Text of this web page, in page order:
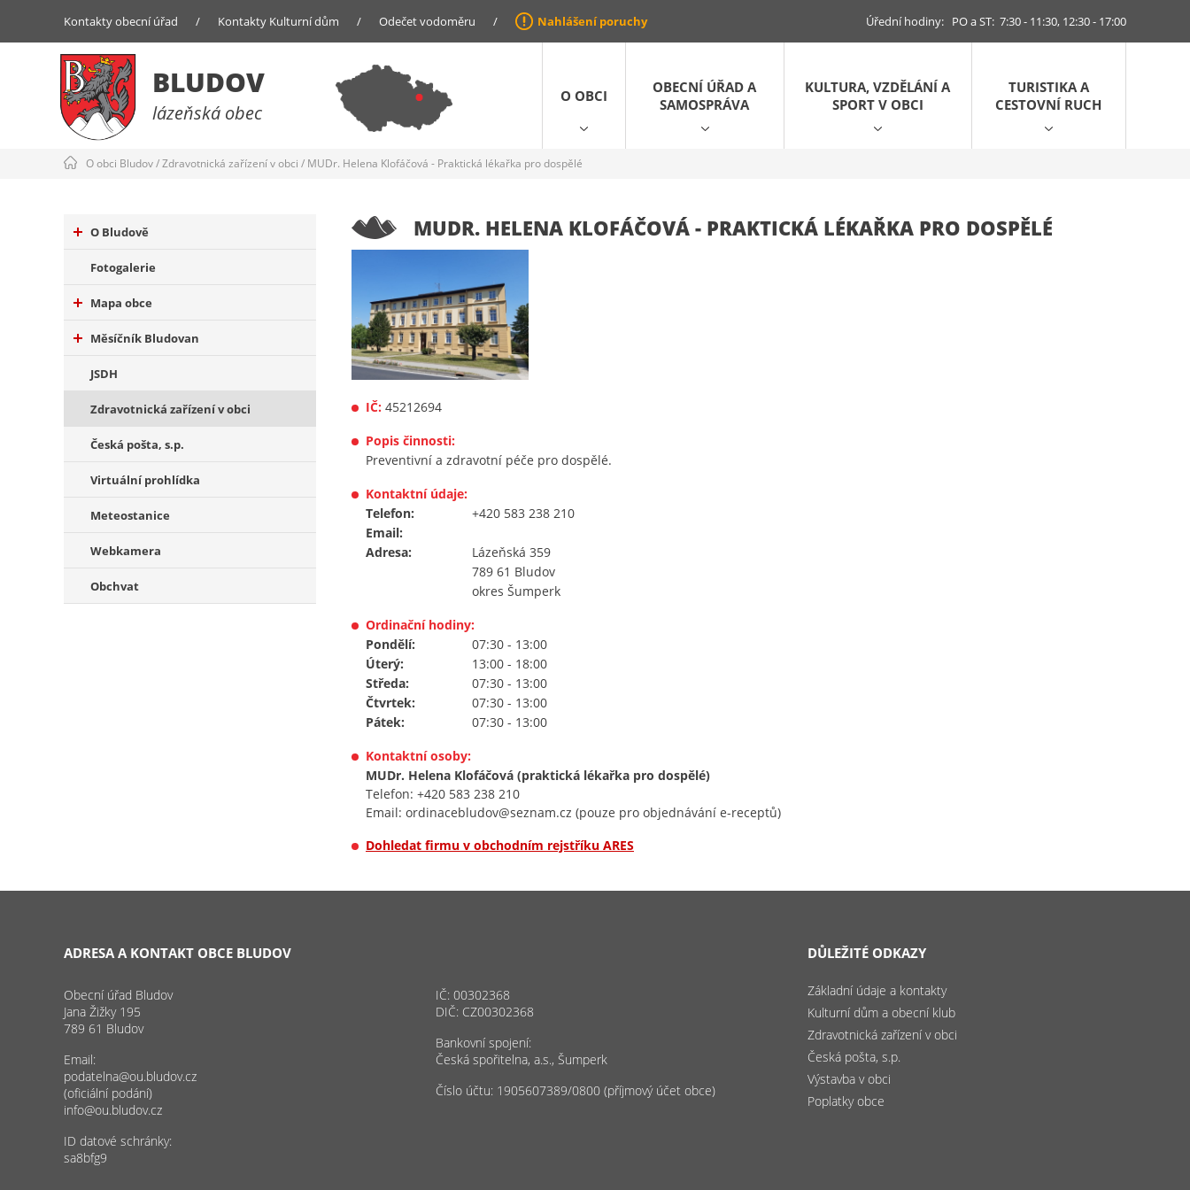
Kontakty obecní úřad / Kontakty Kulturní dům / Odečet vodoměru / Nahlášení poruchy Úřední hodiny: PO a ST: 7:30 - 11:30, 12:30 - 17:00
BLUDOV
lázeňská obec
O OBCI
OBECNÍ ÚŘAD A
SAMOSPRÁVA
KULTURA, VZDĚLÁNÍ A
SPORT V OBCI
TURISTIKA A
CESTOVNÍ RUCH
O obci Bludov/Zdravotnická zařízení v obci / MUDr. Helena Klofáčová - Praktická lékařka pro dospělé
O Bludově
Fotogalerie
Mapa obce
Měsíčník Bludovan
JSDH
Zdravotnická zařízení v obci
Česká pošta, s.p.
Virtuální prohlídka
Meteostanice
Webkamera
Obchvat
MUDR. HELENA KLOFÁČOVÁ - PRAKTICKÁ LÉKAŘKA PRO DOSPĚLÉ
IČ: 45212694
Popis činnosti:
Preventivní a zdravotní péče pro dospělé.
Kontaktní údaje:
Telefon:
+420 583 238 210
Email:
Adresa:
Lázeňská 359
789 61 Bludov
okres Šumperk
Ordinační hodiny:
Pondělí:
07:30 - 13:00
Úterý:
13:00 - 18:00
Středa:
07:30 - 13:00
Čtvrtek:
07:30 - 13:00
Pátek:
07:30 - 13:00
Kontaktní osoby:
MUDr. Helena Klofáčová (praktická lékařka pro dospělé)
Telefon: +420 583 238 210
Email: ordinacebludov@seznam.cz (pouze pro objednávání e-receptů)
Dohledat firmu v obchodním rejstříku ARES
ADRESA A KONTAKT OBCE BLUDOV
Obecní úřad Bludov
Jana Žižky 195
789 61 Bludov
Email:
podatelna@ou.bludov.cz
(oficiální podání)
info@ou.bludov.cz
ID datové schránky:
sa8bfg9
IČ: 00302368
DIČ: CZ00302368
Bankovní spojení:
Česká spořitelna, a.s., Šumperk
Číslo účtu: 1905607389/0800 (příjmový účet obce)
DŮLEŽITÉ ODKAZY
Základní údaje a kontakty
Kulturní dům a obecní klub
Zdravotnická zařízení v obci
Česká pošta, s.p.
Výstavba v obci
Poplatky obce